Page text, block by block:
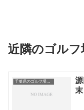
近隣のゴルフ
千葉県のゴルフ場一覧｜距離が長い・広いゴルフ場ランキング
末